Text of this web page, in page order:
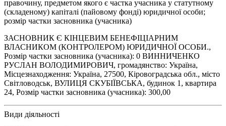
правочину, предметом якого є частка учасника у статутному
(складеному) капіталі (пайовому фонді) юридичної особи;
розмір частки засновника (учасника)
ЗАСНОВНИК Є КІНЦЕВИМ БЕНЕФІЦІАРНИМ
ВЛАСНИКОМ (КОНТРОЛЕРОМ) ЮРИДИЧНОЇ ОСОБИ.,
Розмір частки засновника (учасника): 0 ВИННИЧЕНКО
РУСЛАН ВОЛОДИМИРОВИЧ, громадянство: Україна,
Місцезнаходження: Україна, 27500, Кіровоградська обл., місто
Світловодськ, ВУЛИЦЯ СКУБІЇВСЬКА, будинок 1, квартира
24, Розмір частки засновника (учасника): 300,00
Види діяльності